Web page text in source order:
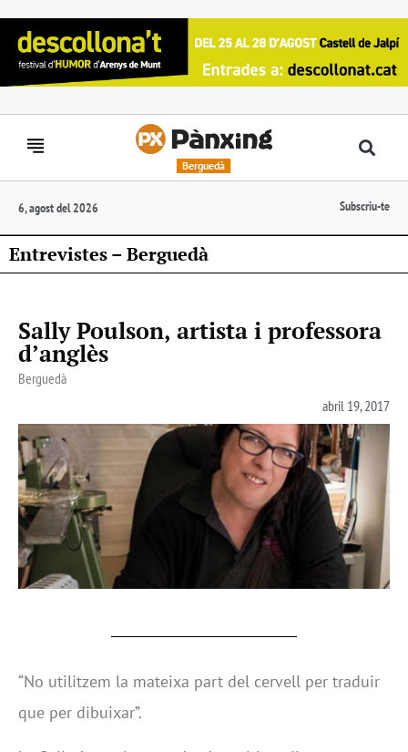
Berguedà
6, agost del 2026 Subscriu-te
Entrevistes – Berguedà
Sally Poulson, artista i professora
d’anglès
Berguedà
abril 19, 2017
“No utilitzem la mateixa part del cervell per traduir
que per dibuixar”.